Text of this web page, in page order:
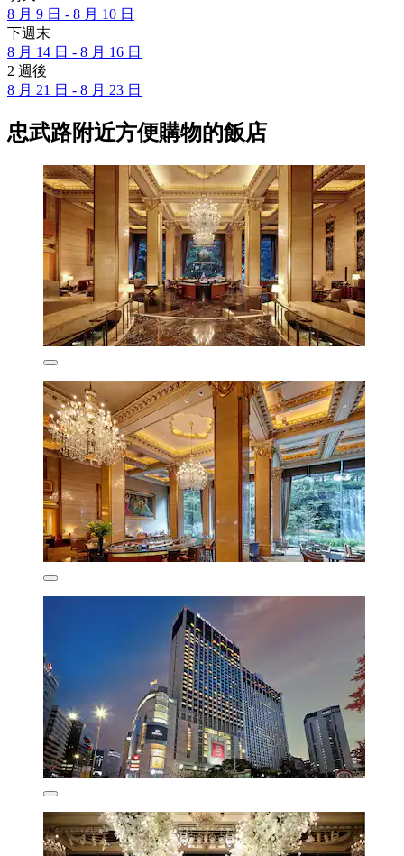
8 月 9 日 - 8 月 10 日
下週末
8 月 14 日 - 8 月 16 日
2 週後
8 月 21 日 - 8 月 23 日
忠武路附近方便購物的飯店